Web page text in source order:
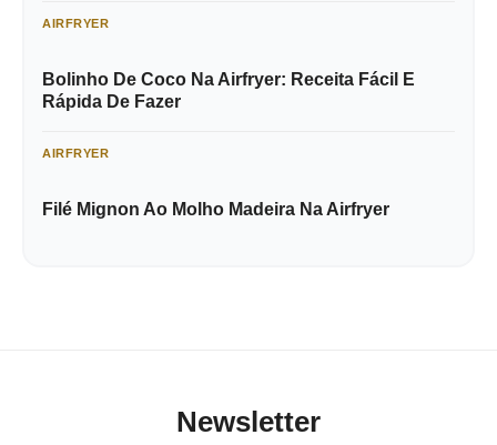
AIRFRYER
Bolinho De Coco Na Airfryer: Receita Fácil E
Rápida De Fazer
AIRFRYER
Filé Mignon Ao Molho Madeira Na Airfryer
Newsletter